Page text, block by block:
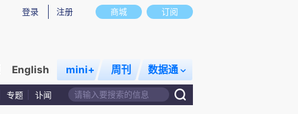
商城 订阅
登录 注册
English mini+ 周刊 数据通
专题 讣闻